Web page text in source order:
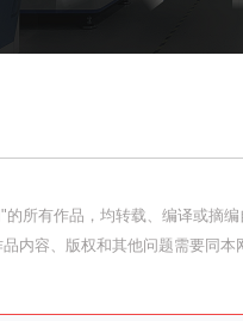
的所有作品，均转载、编译或摘
内容、版权和其他问题需要同本